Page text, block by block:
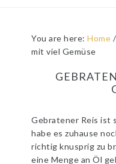
You are here:Home /
mit viel Gemüse
Gebratener Reis ist
habe es zuhause
richtig knusprig zu
eine Menge an Öl